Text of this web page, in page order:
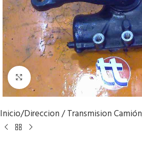
Click to enlarge
Inicio Direccion / Transmision Camión